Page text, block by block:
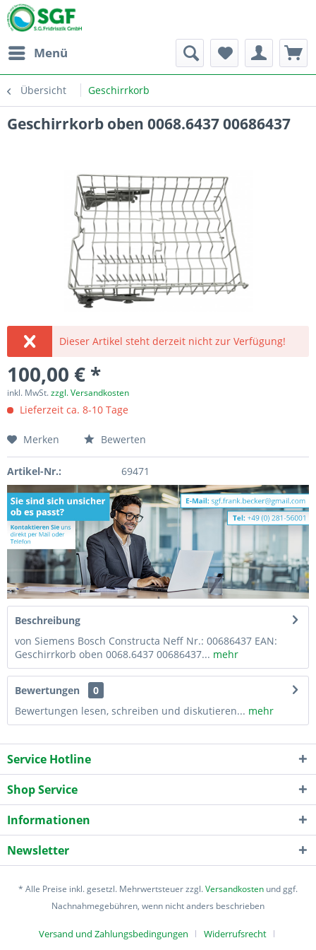
Menü
Übersicht Geschirrkorb
Geschirrkorb oben 0068.6437 00686437
Dieser Artikel steht derzeit nicht zur Verfügung!
100,00 € *
inkl. MwSt.zzgl. Versandkosten
Lieferzeit ca. 8-10 Tage
Merken Bewerten
Artikel-Nr.: 69471
Beschreibung
von Siemens Bosch Constructa Neff Nr.: 00686437 EAN:
Geschirrkorb oben 0068.6437 00686437... mehr
Bewertungen
0
Bewertungen lesen, schreiben und diskutieren... mehr
Service Hotline
Shop Service
Informationen
Newsletter
* Alle Preise inkl. gesetzl. Mehrwertsteuer zzgl.Versandkosten und ggf.
Nachnahmegebühren, wenn nicht anders beschrieben
Versand und Zahlungsbedingungen Widerrufsrecht